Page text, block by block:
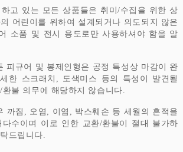
고 있는 모든 상품들은 취미/수집을 위한 상
어린이를 위하여 설계되거나 의도되지 않은
소품 및 전시 용도로만 사용하셔야 함을 알
피규어 및 봉제인형은 공정 특성상 마감이 완
한 스크래치, 도색미스 등의 특성이 발견될
불 의무에 해당하지 않습니다.
까짐, 오염, 이염, 박스훼손 등 세월의 흔적을
수이며 이로 인한 교환/환불이 절대 불가하
드립니다.